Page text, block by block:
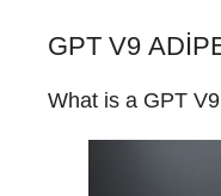
GPT V9
What is a GPT